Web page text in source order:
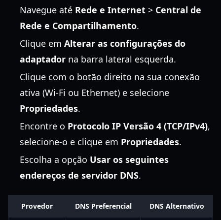
Navegue até Rede e Internet > Central de
Rede e Compartilhamento.
Clique em Alterar as configurações do
adaptador na barra lateral esquerda.
Clique com o botão direito na sua conexão
ativa (Wi-Fi ou Ethernet) e selecione
Propriedades.
Encontre o Protocolo IP Versão 4 (TCP/IPv4),
selecione-o e clique em Propriedades.
Escolha a opção Usar os seguintes
endereços de servidor DNS.
Provedor DNS Preferencial DNS Alternativo